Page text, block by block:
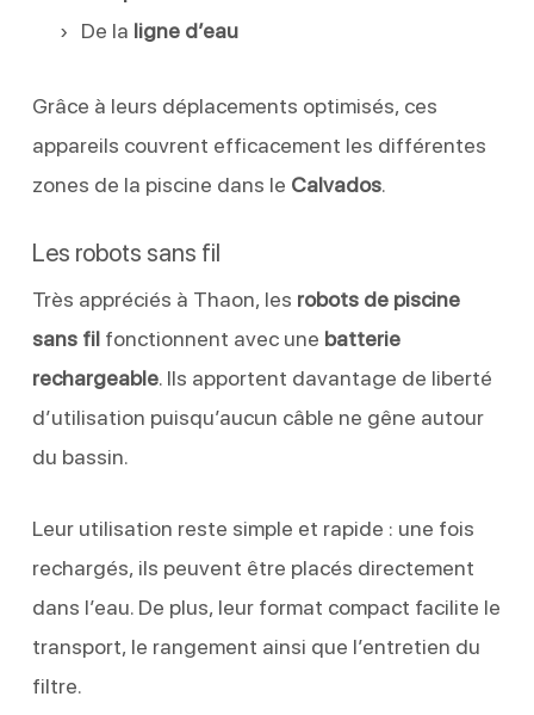
De la ligne d’eau
Grâce à leurs déplacements optimisés, ces
appareils couvrent efficacement les différentes
zones de la piscine dans le Calvados.
Les robots sans fil
Très appréciés à Thaon, les robots de piscine
sans filfonctionnent avec une batterie
rechargeable. Ils apportent davantage de liberté
d’utilisation puisqu’aucun câble ne gêne autour
du bassin.
Leur utilisation reste simple et rapide : une fois
rechargés, ils peuvent être placés directement
dans l’eau. De plus, leur format compact facilite le
transport, le rangement ainsi que l’entretien du
filtre.